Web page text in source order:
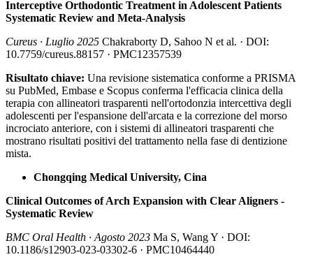
Interceptive Orthodontic Treatment in Adolescent Patients
Systematic Review and Meta-Analysis
Cureus · Luglio 2025 Chakraborty D, Sahoo N et al. · DOI:
10.7759/cureus.88157 · PMC12357539
Risultato chiave: Una revisione sistematica conforme a PRISMA
su PubMed, Embase e Scopus conferma l'efficacia clinica della
terapia con allineatori trasparenti nell'ortodonzia intercettiva degli
adolescenti per l'espansione dell'arcata e la correzione del morso
incrociato anteriore, con i sistemi di allineatori trasparenti che
mostrano risultati positivi del trattamento nella fase di dentizione
mista.
Chongqing Medical University, Cina
Clinical Outcomes of Arch Expansion with Clear Aligners -
Systematic Review
BMC Oral Health · Agosto 2023 Ma S, Wang Y · DOI:
10.1186/s12903-023-03302-6 · PMC10464440